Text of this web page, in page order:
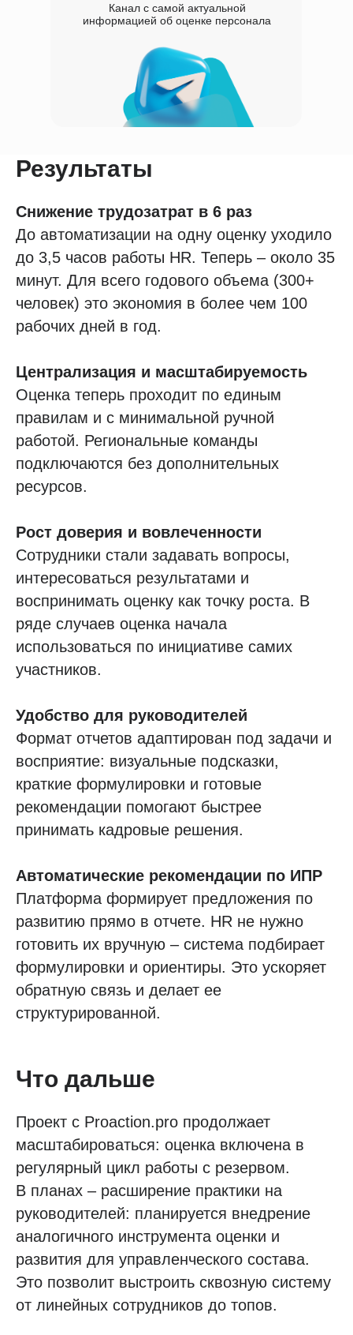
Канал с самой актуальной
информацией об оценке персонала
Результаты
Снижение трудозатрат в 6 раз
До автоматизации на одну оценку уходило
до 3,5 часов работы HR. Теперь – около 35
минут. Для всего годового объема (300+
человек) это экономия в более чем 100
рабочих дней в год.
Централизация и масштабируемость
Оценка теперь проходит по единым
правилам и с минимальной ручной
работой. Региональные команды
подключаются без дополнительных
ресурсов.
Рост доверия и вовлеченности
Сотрудники стали задавать вопросы,
интересоваться результатами и
воспринимать оценку как точку роста. В
ряде случаев оценка начала
использоваться по инициативе самих
участников.
Удобство для руководителей
Формат отчетов адаптирован под задачи и
восприятие: визуальные подсказки,
краткие формулировки и готовые
рекомендации помогают быстрее
принимать кадровые решения.
Автоматические рекомендации по ИПР
Платформа формирует предложения по
развитию прямо в отчете. HR не нужно
готовить их вручную – система подбирает
формулировки и ориентиры. Это ускоряет
обратную связь и делает ее
структурированной.
Что дальше
Проект с Proaction.pro продолжает
масштабироваться: оценка включена в
регулярный цикл работы с резервом.
В планах – расширение практики на
руководителей: планируется внедрение
аналогичного инструмента оценки и
развития для управленческого состава.
Это позволит выстроить сквозную систему
от линейных сотрудников до топов.